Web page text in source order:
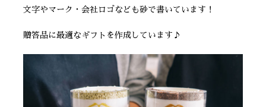
文字やマーク・会社ロゴなども砂で書いています！
贈答品に最適なギフトを作成しています♪